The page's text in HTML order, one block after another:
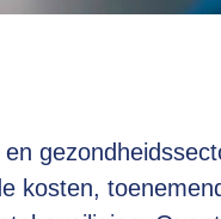
kosten,